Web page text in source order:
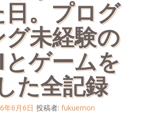
。プログ
未経験の
ゲームを
た全記録
年6月6日 投稿者: fukuemon